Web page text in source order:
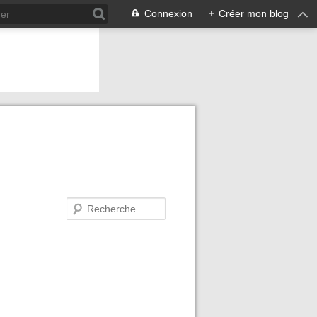
Connexion + Créer mon blog